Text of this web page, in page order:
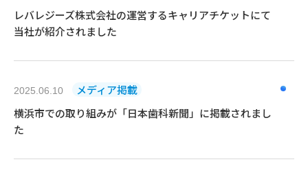
レバレジーズ株式会社の運営するキャリアチケットにて
当社が紹介されました
2025.06.10
メディア掲載
横浜市での取り組みが「日本歯科新聞」に掲載されまし
た